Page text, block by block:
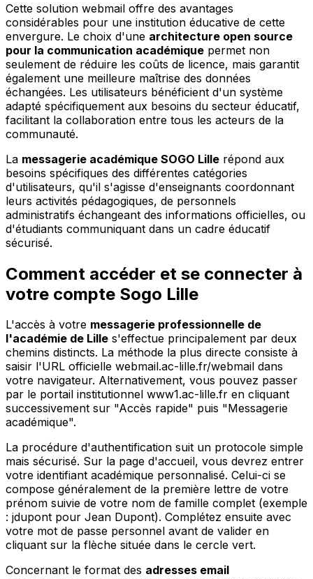
Cette solution webmail offre des avantages
considérables pour une institution éducative de cette
envergure. Le choix d'une architecture open source
pour la communication académique permet non
seulement de réduire les coûts de licence, mais garantit
également une meilleure maîtrise des données
échangées. Les utilisateurs bénéficient d'un système
adapté spécifiquement aux besoins du secteur éducatif,
facilitant la collaboration entre tous les acteurs de la
communauté.
La messagerie académique SOGO Lille répond aux
besoins spécifiques des différentes catégories
d'utilisateurs, qu'il s'agisse d'enseignants coordonnant
leurs activités pédagogiques, de personnels
administratifs échangeant des informations officielles, ou
d'étudiants communiquant dans un cadre éducatif
sécurisé.
Comment accéder et se connecter à
votre compte Sogo Lille
L'accès à votre messagerie professionnelle de
l'académie de Lille s'effectue principalement par deux
chemins distincts. La méthode la plus directe consiste à
saisir l'URL officielle webmail.ac-lille.fr/webmail dans
votre navigateur. Alternativement, vous pouvez passer
par le portail institutionnel www1.ac-lille.fr en cliquant
successivement sur "Accès rapide" puis "Messagerie
académique".
La procédure d'authentification suit un protocole simple
mais sécurisé. Sur la page d'accueil, vous devrez entrer
votre identifiant académique personnalisé. Celui-ci se
compose généralement de la première lettre de votre
prénom suivie de votre nom de famille complet (exemple
: jdupont pour Jean Dupont). Complétez ensuite avec
votre mot de passe personnel avant de valider en
cliquant sur la flèche située dans le cercle vert.
Concernant le format des adresses email